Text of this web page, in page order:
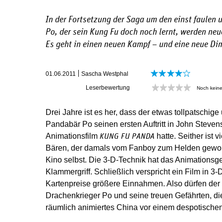
In der Fortsetzung der Saga um den einst faulen
Po, der sein Kung Fu doch noch lernt, werden
Es geht in einen neuen Kampf – und eine neue
01.06.2011
Sascha Westphal
Leserbewertung
Noch
Drei Jahre ist es her, dass der etwas
Pandabär Po seinen ersten Auftritt in John
Animationsfilm KUNG FU PANDA hatte. Seither ist
Bären, der damals vom Fanboy zum Helden
Kino selbst. Die 3-D-Technik hat das
Klammergriff. Schließlich verspricht ein Film in 3-
Kartenpreise größere Einnahmen. Also dürfen
Drachenkrieger Po und seine treuen Gefährten,
räumlich animiertes China vor einem